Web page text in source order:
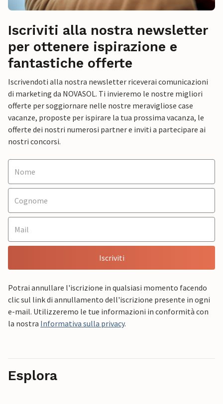
Iscriviti alla nostra newsletter
per ottenere ispirazione e
fantastiche offerte
Iscrivendoti alla nostra newsletter riceverai comunicazioni
di marketing da NOVASOL. Ti invieremo le nostre migliori
offerte per soggiornare nelle nostre meravigliose case
vacanze, proposte per ispirare la tua prossima vacanza, le
offerte dei nostri numerosi partner e inviti a partecipare ai
nostri concorsi.
Iscriviti
Potrai annullare l'iscrizione in qualsiasi momento facendo
clic sul link di annullamento dell'iscrizione presente in ogni
e-mail. Utilizzeremo le tue informazioni in conformità con
la nostra Informativa sulla privacy.
Esplora